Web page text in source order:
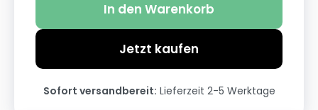
In den Warenkorb
Jetzt kaufen
Sofort versandbereit: Lieferzeit 2-5 Werktage